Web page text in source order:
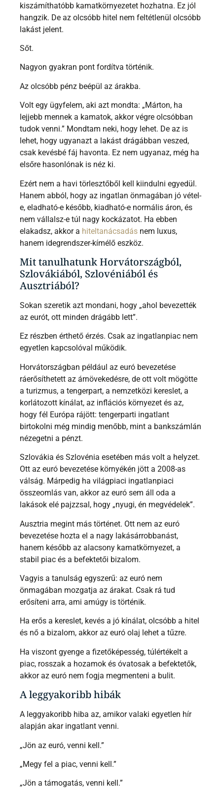
kiszámíthatóbb kamatkörnyezetet hozhatna. Ez jól
hangzik. De az olcsóbb hitel nem feltétlenül olcsóbb
lakást jelent.
Sőt.
Nagyon gyakran pont fordítva történik.
Az olcsóbb pénz beépül az árakba.
Volt egy ügyfelem, aki azt mondta: „Márton, ha
lejjebb mennek a kamatok, akkor végre olcsóbban
tudok venni.” Mondtam neki, hogy lehet. De az is
lehet, hogy ugyanazt a lakást drágábban veszed,
csak kevésbé fáj havonta. Ez nem ugyanaz, még ha
elsőre hasonlónak is néz ki.
Ezért nem a havi törlesztőből kell kiindulni egyedül.
Hanem abból, hogy az ingatlan önmagában jó vétel-
e, eladható-e később, kiadható-e normális áron, és
nem vállalsz-e túl nagy kockázatot. Ha ebben
elakadsz, akkor a hiteltanácsadás nem luxus,
hanem idegrendszer-kímélő eszköz.
Mit tanulhatunk Horvátországból,
Szlovákiából, Szlovéniából és
Ausztriából?
Sokan szeretik azt mondani, hogy „ahol bevezették
az eurót, ott minden drágább lett”.
Ez részben érthető érzés. Csak az ingatlanpiac nem
egyetlen kapcsolóval működik.
Horvátországban például az euró bevezetése
ráerősíthetett az árnövekedésre, de ott volt mögötte
a turizmus, a tengerpart, a nemzetközi kereslet, a
korlátozott kínálat, az inflációs környezet és az,
hogy fél Európa rájött: tengerparti ingatlant
birtokolni még mindig menőbb, mint a bankszámlán
nézegetni a pénzt.
Szlovákia és Szlovénia esetében más volt a helyzet.
Ott az euró bevezetése környékén jött a 2008-as
válság. Márpedig ha világpiaci ingatlanpiaci
összeomlás van, akkor az euró sem áll oda a
lakások elé pajzzsal, hogy „nyugi, én megvédelek”.
Ausztria megint más történet. Ott nem az euró
bevezetése hozta el a nagy lakásárrobbanást,
hanem később az alacsony kamatkörnyezet, a
stabil piac és a befektetői bizalom.
Vagyis a tanulság egyszerű: az euró nem
önmagában mozgatja az árakat. Csak rá tud
erősíteni arra, ami amúgy is történik.
Ha erős a kereslet, kevés a jó kínálat, olcsóbb a hitel
és nő a bizalom, akkor az euró olaj lehet a tűzre.
Ha viszont gyenge a fizetőképesség, túlértékelt a
piac, rosszak a hozamok és óvatosak a befektetők,
akkor az euró nem fogja megmenteni a bulit.
A leggyakoribb hibák
A leggyakoribb hiba az, amikor valaki egyetlen hír
alapján akar ingatlant venni.
„Jön az euró, venni kell.”
„Megy fel a piac, venni kell.”
„Jön a támogatás, venni kell.”